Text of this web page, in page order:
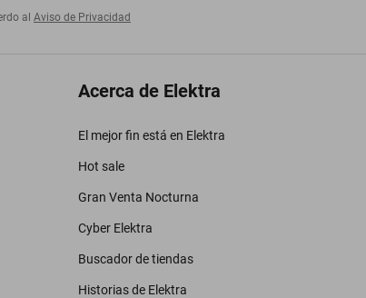
al Aviso de Privacidad
Acerca de Elektra
El mejor fin está en Elektra
Hot sale
Gran Venta Nocturna
Cyber Elektra
Buscador de tiendas
Historias de Elektra